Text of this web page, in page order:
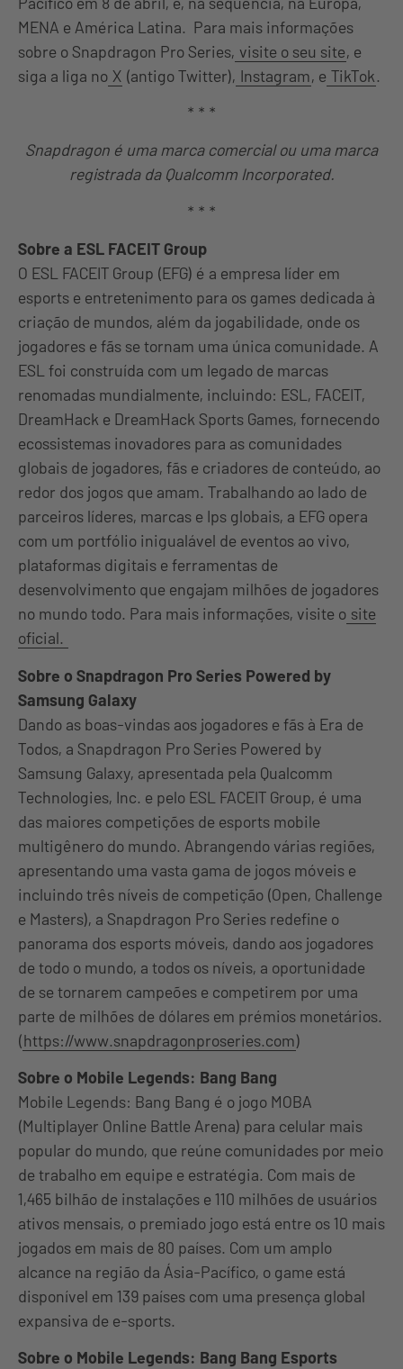
MENA e América Latina. Para mais informações
sobre o Snapdragon Pro Series, visite o seu site, e
siga a liga no X (antigo Twitter), Instagram, e TikTok.
* * *
Snapdragon é uma marca comercial ou uma marca
registrada da Qualcomm Incorporated.
* * *
Sobre a ESL FACEIT Group
O ESL FACEIT Group (EFG) é a empresa líder em
esports e entretenimento para os games dedicada à
criação de mundos, além da jogabilidade, onde os
jogadores e fãs se tornam uma única comunidade. A
ESL foi construída com um legado de marcas
renomadas mundialmente, incluindo: ESL, FACEIT,
DreamHack e DreamHack Sports Games, fornecendo
ecossistemas inovadores para as comunidades
globais de jogadores, fãs e criadores de conteúdo, ao
redor dos jogos que amam. Trabalhando ao lado de
parceiros líderes, marcas e Ips globais, a EFG opera
com um portfólio inigualável de eventos ao vivo,
plataformas digitais e ferramentas de
desenvolvimento que engajam milhões de jogadores
no mundo todo. Para mais informações, visite o site
oficial.
Sobre o Snapdragon Pro Series Powered by
Samsung Galaxy
Dando as boas-vindas aos jogadores e fãs à Era de
Todos, a Snapdragon Pro Series Powered by
Samsung Galaxy, apresentada pela Qualcomm
Technologies, Inc. e pelo ESL FACEIT Group, é uma
das maiores competições de esports mobile
multigênero do mundo. Abrangendo várias regiões,
apresentando uma vasta gama de jogos móveis e
incluindo três níveis de competição (Open, Challenge
e Masters), a Snapdragon Pro Series redefine o
panorama dos esports móveis, dando aos jogadores
de todo o mundo, a todos os níveis, a oportunidade
de se tornarem campeões e competirem por uma
parte de milhões de dólares em prémios monetários.
(https://www.snapdragonproseries.com)
Sobre o Mobile Legends: Bang Bang
Mobile Legends: Bang Bang é o jogo MOBA
(Multiplayer Online Battle Arena) para celular mais
popular do mundo, que reúne comunidades por meio
de trabalho em equipe e estratégia. Com mais de
1,465 bilhão de instalações e 110 milhões de usuários
ativos mensais, o premiado jogo está entre os 10 mais
jogados em mais de 80 países. Com um amplo
alcance na região da Ásia-Pacífico, o game está
disponível em 139 países com uma presença global
expansiva de e-sports.
Sobre o Mobile Legends: Bang Bang Esports